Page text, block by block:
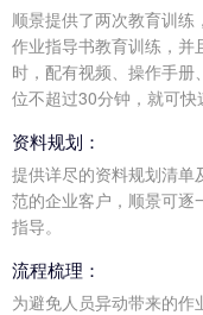
顺景提供了两次教育训
作业指导书教育训练，并
时，配有视频、操作手
位不超过30分钟，就可快
资料规划：
提供详尽的资料规划清单
范的企业客户，顺景可逐
指导。
流程梳理：
为避免人员异动带来的